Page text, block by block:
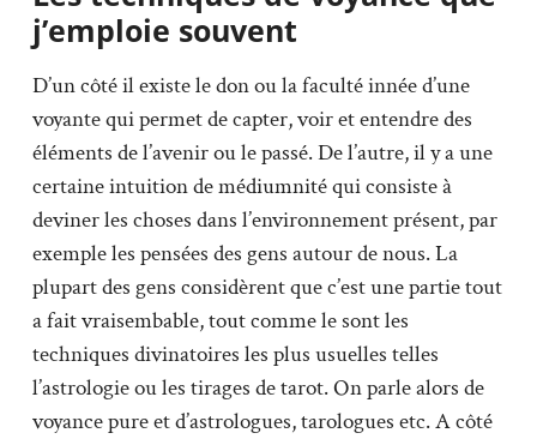
j’emploie souvent
D’un côté il existe le don ou la faculté innée d’une
voyante qui permet de capter, voir et entendre des
éléments de l’avenir ou le passé. De l’autre, il y a une
certaine intuition de médiumnité qui consiste à
deviner les choses dans l’environnement présent, par
exemple les pensées des gens autour de nous. La
plupart des gens considèrent que c’est une partie tout
a fait vraisembable, tout comme le sont les
techniques divinatoires les plus usuelles telles
l’astrologie ou les tirages de tarot. On parle alors de
voyance pure et d’astrologues, tarologues etc. A côté